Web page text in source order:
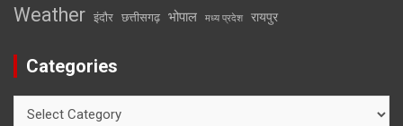
Weather इंदौर छत्तीसगढ़ भोपाल मध्य प्रदेश रायपुर
Categories